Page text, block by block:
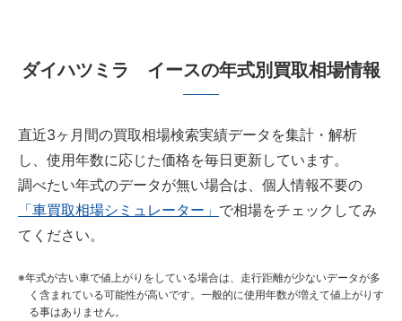
ダイハツミラ イースの年式別買取相場情報
直近3ヶ月間の買取相場検索実績データを集計・解析
し、使用年数に応じた価格を毎日更新しています。
調べたい年式のデータが無い場合は、個人情報不要の
「車買取相場シミュレーター」 で相場をチェックしてみ
てください。
年式が古い車で値上がりをしている場合は、走行距離が少ないデータが多
く含まれている可能性が高いです。一般的に使用年数が増えて値上がりす
る事はありません。